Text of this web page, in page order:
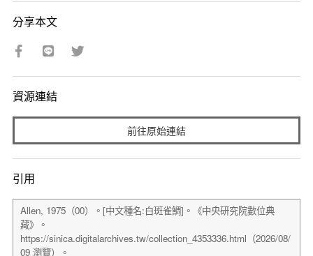
分享本文
資源連結
前往原始連結
引用